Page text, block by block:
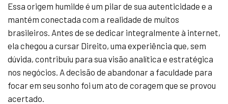
Essa origem humilde é um pilar de sua autenticidade e a
mantém conectada com a realidade de muitos
brasileiros. Antes de se dedicar integralmente à internet,
ela chegou a cursar Direito, uma experiência que, sem
dúvida, contribuiu para sua visão analítica e estratégica
nos negócios. A decisão de abandonar a faculdade para
focar em seu sonho foi um ato de coragem que se provou
acertado.